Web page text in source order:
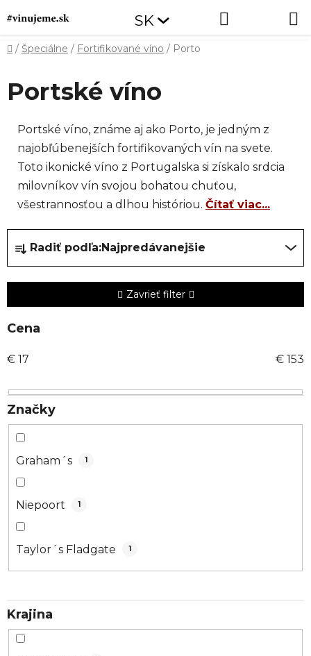
na
obsah
SK
Domov
/ Špeciálne / Fortifikované víno / Porto
Portské víno
Portské víno, známe aj ako Porto, je jedným z
najobľúbenejších fortifikovaných vín na svete.
Toto ikonické víno z Portugalska si získalo srdcia
milovníkov vín svojou bohatou chuťou,
všestrannosťou a dlhou históriou. Čítať viac...
a
d
n
i
p
o
d
u
k
o
Radiť podľa:Najpredávanejšie
Zavrieť filter
Cena
€ 17 € 153
Značky
Graham´s 1
Niepoort 1
Taylor´s Fladgate 1
Krajina